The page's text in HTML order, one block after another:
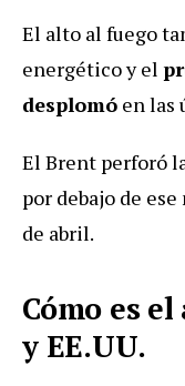
El alto al fuego
energético y el
desplomó en las
El Brent perforó
por debajo de
de abril.
Cómo es
y EE.UU.